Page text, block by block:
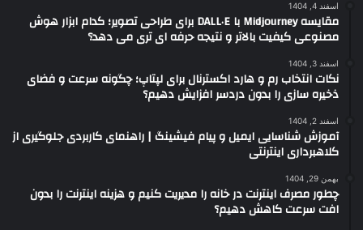
اسفند 4, 1404
مقایسه Midjourney با DALL·E برای طراحی تصویر؛ کدام ابزار هوش
مصنوعی کیفیت بالاتر و نتیجه حرفه ای تری می دهد؟
اسفند 3, 1404
نکات انتخاب رم و هارد اکسترنال برای لپتاپ؛ چگونه سرعت و فضای
ذخیره سازی را بدون دردسر افزایش دهیم؟
اسفند 2, 1404
آموزش شناسایی ایمیل و پیام فیشینگ | راهنمای کاربردی جلوگیری از
کلاهبرداری اینترنتی
بهمن 29, 1404
چطور مصرف اینترنت در خانه را مدیریت کنیم و هزینه اینترنت را بدون
افت سرعت کاهش دهیم؟